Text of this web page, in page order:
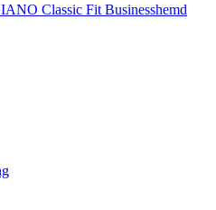
Classic Fit Businesshemd